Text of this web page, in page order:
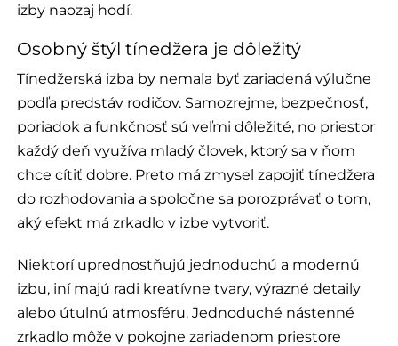
izby naozaj hodí.
Osobný štýl tínedžera je dôležitý
Tínedžerská izba by nemala byť zariadená výlučne
podľa predstáv rodičov. Samozrejme, bezpečnosť,
poriadok a funkčnosť sú veľmi dôležité, no priestor
každý deň využíva mladý človek, ktorý sa v ňom
chce cítiť dobre. Preto má zmysel zapojiť tínedžera
do rozhodovania a spoločne sa porozprávať o tom,
aký efekt má zrkadlo v izbe vytvoriť.
Niektorí uprednostňujú jednoduchú a modernú
izbu, iní majú radi kreatívne tvary, výrazné detaily
alebo útulnú atmosféru. Jednoduché nástenné
zrkadlo môže v pokojne zariadenom priestore